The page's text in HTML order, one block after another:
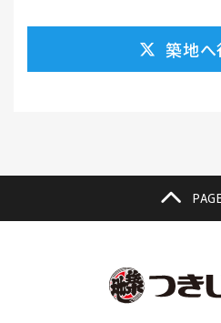
ギフト(6） キ
グルメ(11）
ケーキ(3） ケーキ屋(1）
ごま豆腐(1）
築地へ